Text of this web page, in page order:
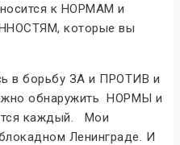
к НОРМАМ и
которые вы
в борьбу ЗА и ПРОТИВ и
обнаружить НОРМЫ и
каждый. Мои
Ленинграде. И